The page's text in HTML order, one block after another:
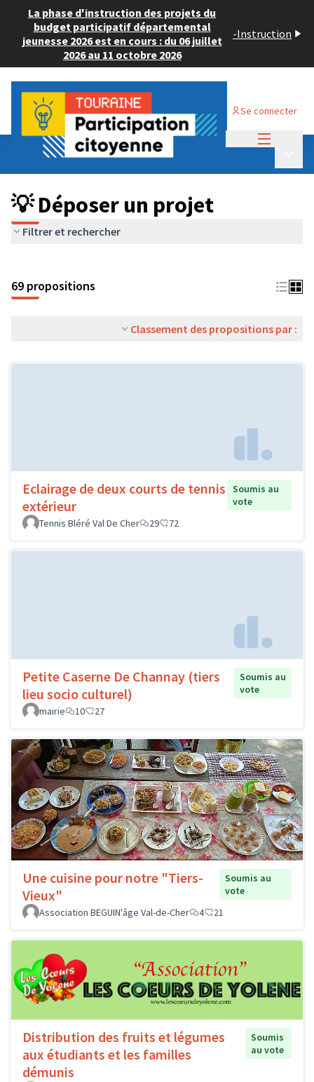
La phase d'instruction des projets du
budget participatif départemental
jeunesse 2026 est en cours : du 06 juillet
2026 au 11 octobre 2026
-Instruction
Se connecter
Budget Participatif ADULTE 2024
💡 Déposer un projet
💡 Déposer un projet
Filtrer et rechercher
69 propositions
Classement des propositions par :
Eclairage de deux courts de tennis
extérieur
Soumis au
vote
Tennis Bléré Val De Cher
29 72
Petite Caserne De Channay (tiers
lieu socio culturel)
Soumis au
vote
mairie
10 27
Une cuisine pour notre "Tiers-
Vieux"
Soumis au
vote
Association BEGUIN'âge Val-de-Cher
4 21
Distribution des fruits et légumes
aux étudiants et les familles
démunis
Soumis
au vote